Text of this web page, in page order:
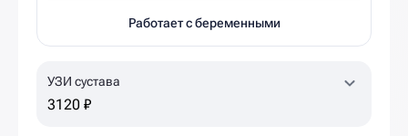
Работает с беременными
УЗИ сустава
3120 ₽